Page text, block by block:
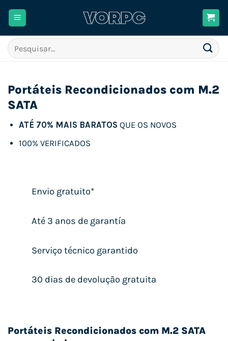
Pesquisar
por:
Portáteis Recondicionados com M.2
SATA
ATÉ 70% MAIS BARATOS QUE OS NOVOS
100% VERIFICADOS
Envio gratuito*
Até 3 anos de garantía
Serviço técnico garantido
30 dias de devolução gratuita
Portáteis Recondicionados com M.2 SATA